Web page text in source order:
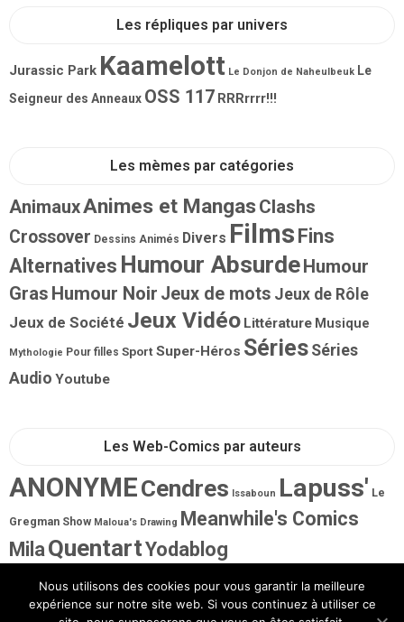
Les répliques par univers
Jurassic Park Kaamelott Le Donjon de Naheulbeuk Le
Seigneur des Anneaux OSS 117 RRRrrrr!!!
Les mèmes par catégories
AnimauxAnimes et MangasClashs
Crossover Dessins Animés Divers Films Fins
Alternatives Humour AbsurdeHumour
Gras Humour Noir Jeux de mots Jeux de Rôle
Jeux de Société Jeux Vidéo Littérature Musique
Mythologie Pour filles SportSuper-Héros Séries Séries
Audio Youtube
Les Web-Comics par auteurs
ANONYMECendres Issaboun Lapuss' Le
Gregman Show Maloua's Drawing Meanwhile's Comics
MilaQuentartYodablog
Nous utilisons des cookies pour vous garantir la meilleure
expérience sur notre site web. Si vous continuez à utiliser ce